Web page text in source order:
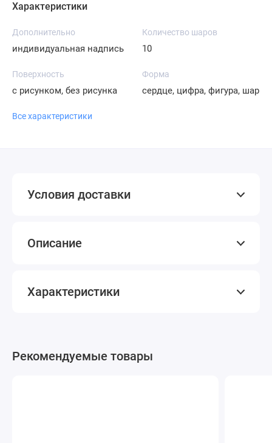
Характеристики
Дополнительно
индивидуальная надпись
Количество шаров
10
Поверхность
с рисунком, без рисунка
Форма
сердце, цифра, фигура, шар
Все характеристики
Условия доставки
Описание
Характеристики
Рекомендуемые товары